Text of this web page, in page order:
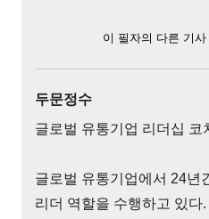
이 필자의 다른 기사
두문정수
글로벌 유통기업 리더십 코
글로벌 유통기업에서 24년
리더 역할을 수행하고 있다